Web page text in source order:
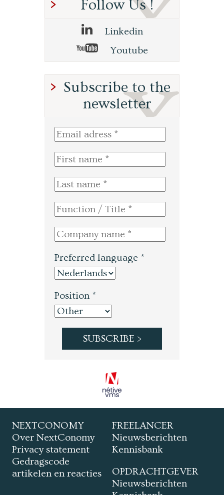
Follow Us !
Linkedin
Youtube
Subscribe to the
newsletter
Preferred language *
Position *
NEXTCONOMY
Over NextConomy
Privacy statement
Gedragscode
artikelen en reacties
FREELANCER
Nieuwsberichten
Kennisbank
OPDRACHTGEVER
Nieuwsberichten